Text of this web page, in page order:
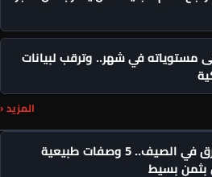
مستوياته في شهر.. وترقب لبيانات
المزيد ‹
وداعًا لرائحة العرق في الصيف.. 5 وصفات طبيعية
بثمن بسيط